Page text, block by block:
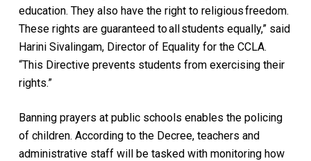
education. They also have the right to religious freedom.
These rights are guaranteed to all students equally,” said
Harini Sivalingam, Director of Equality for the CCLA.
“This Directive prevents students from exercising their
rights.”
Banning prayers at public schools enables the policing
of children. According to the Decree, teachers and
administrative staff will be tasked with monitoring how